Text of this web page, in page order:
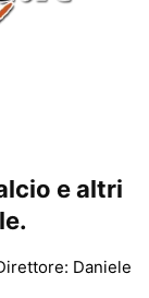
e altri
Daniele